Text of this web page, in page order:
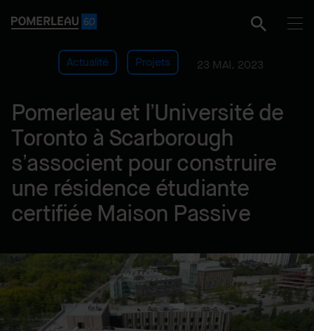
Actualité Projets 23 MAI. 2023
Pomerleau et l’Université de
Toronto à Scarborough
s’associent pour construire
une résidence étudiante
certifiée Maison Passive